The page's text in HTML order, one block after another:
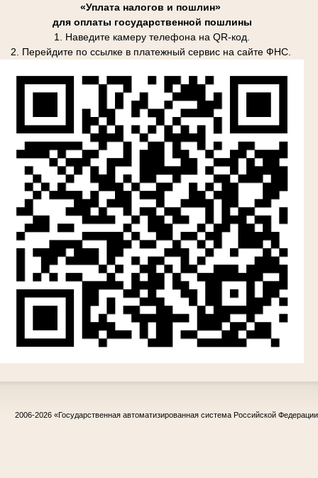
«Уплата налогов и пошлин»
для оплаты государственной пошлины
1. Наведите камеру телефона на QR-код.
2. Перейдите по ссылке в платежный сервис на сайте ФНС.
2006-2026 «Государственная автоматизированная система Российской